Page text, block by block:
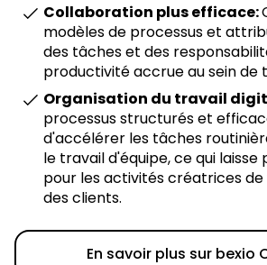
Collaboration plus efficace:
modèles de processus et
des tâches et des
productivité accrue au sein de
Organisation du travail
processus structurés et
d'accélérer les tâches
le travail d'équipe, ce qui laisse
pour les activités créatrices de
des clients.
En savoir plus sur bexio